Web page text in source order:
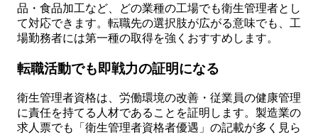
品・食品加工など、どの業種の工場でも衛生管理者とし
て対応できます。転職先の選択肢が広がる意味でも、工
場勤務者には第一種の取得を強くおすすめします。
転職活動でも即戦力の証明になる
衛生管理者資格は、労働環境の改善・従業員の健康管理
に責任を持てる人材であることを証明します。製造業の
求人票でも「衛生管理者資格者優遇」の記載が多く見ら